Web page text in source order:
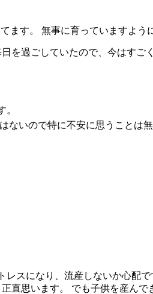
ます。 無事に育っていますよ
を過ごしていたので、今はすご
ないので特に不安に思うことは無
スになり、流産しないか心配
直思います。 でも子供を産んで